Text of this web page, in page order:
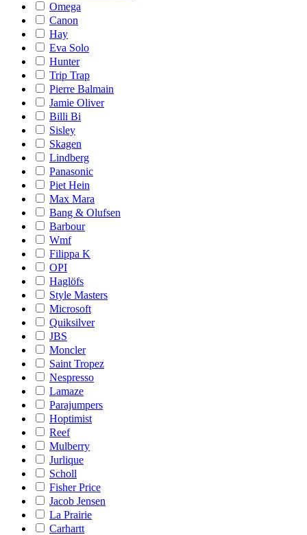
Omega
Canon
Hay
Eva Solo
Hunter
Trip Trap
Pierre Balmain
Jamie Oliver
Billi Bi
Sisley
Skagen
Lindberg
Panasonic
Piet Hein
Max Mara
Bang & Olufsen
Barbour
Wmf
Filippa K
OPI
Haglöfs
Style Masters
Microsoft
Quiksilver
JBS
Moncler
Saint Tropez
Nespresso
Lamaze
Parajumpers
Hoptimist
Reef
Mulberry
Jurlique
Scholl
Fisher Price
Jacob Jensen
La Prairie
Carhartt